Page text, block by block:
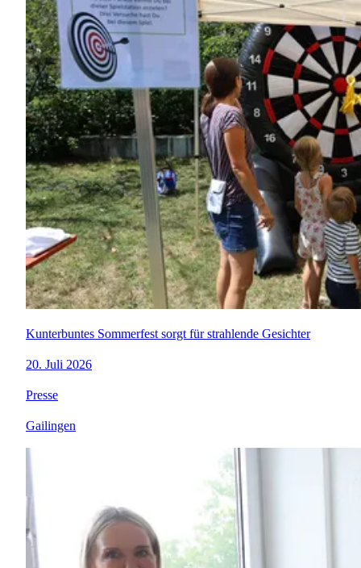
Kunterbuntes Sommerfest sorgt für strahlende Gesichter
20. Juli 2026
Presse
Gailingen